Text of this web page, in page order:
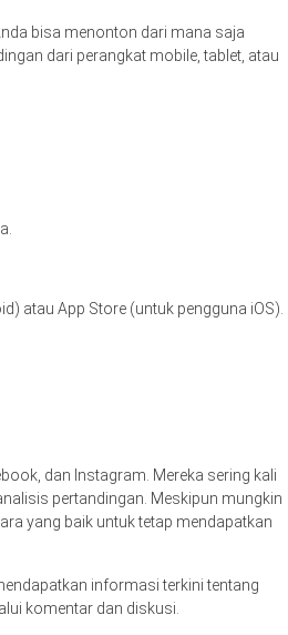
bisa menonton dari mana saja
dari perangkat mobile, tablet, atau
atau App Store (untuk pengguna iOS).
dan Instagram. Mereka sering kali
pertandingan. Meskipun mungkin
yang baik untuk tetap mendapatkan
informasi terkini tentang
komentar dan diskusi.